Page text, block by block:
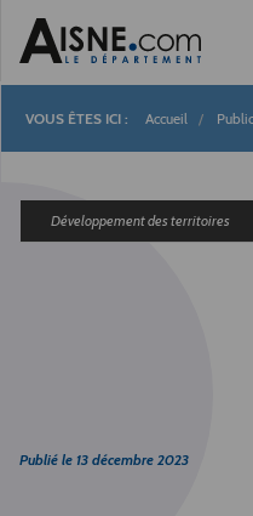
Fil
d'Ariane
Accueil
Développement des territoires
Publié le 13 décembre 2023